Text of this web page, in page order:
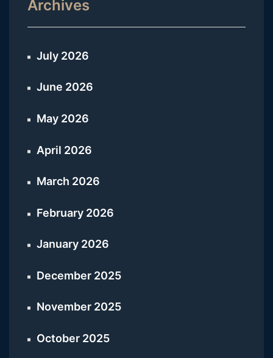
Archives
July 2026
June 2026
May 2026
April 2026
March 2026
February 2026
January 2026
December 2025
November 2025
October 2025